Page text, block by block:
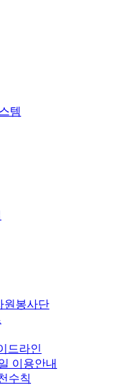
템
원봉사단
드라인
이용안내
수칙